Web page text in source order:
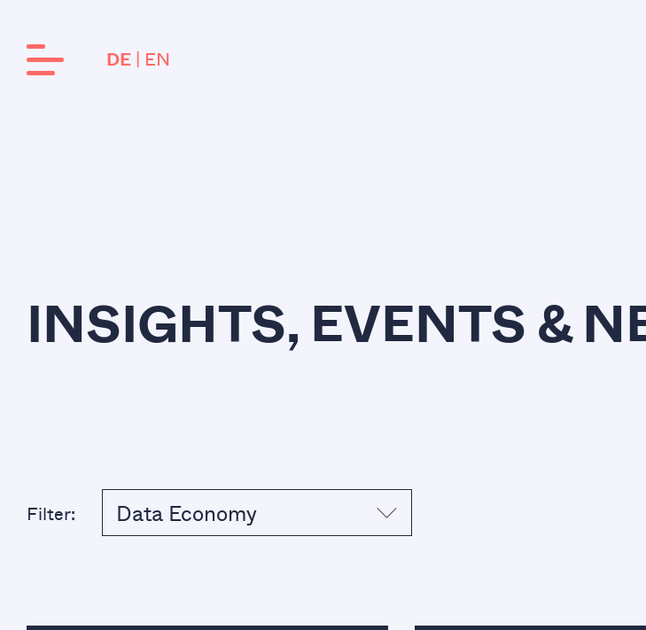
DE EN
INSIGHTS, EVENTS &
Filter: Data Economy